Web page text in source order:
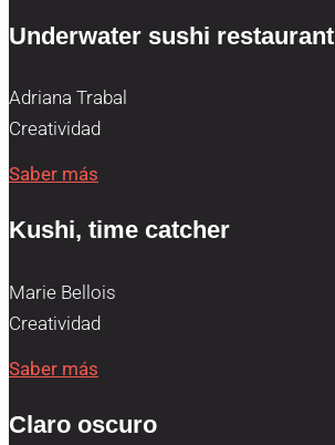
Underwater sushi restaurant
Adriana Trabal
Creatividad
Saber más
Kushi, time catcher
Marie Bellois
Creatividad
Saber más
Claro oscuro